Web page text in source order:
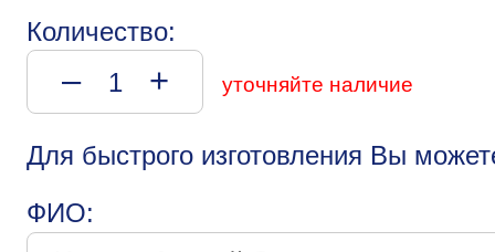
Количество:
– + уточняйте наличие
Для быстрого изготовления Вы
ФИО: